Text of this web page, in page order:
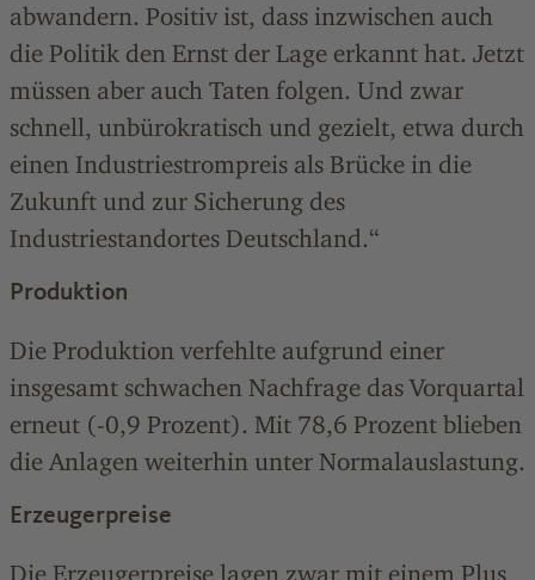
abwandern. Positiv ist, dass inzwischen auch
die Politik den Ernst der Lage erkannt hat. Jetzt
müssen aber auch Taten folgen. Und zwar
schnell, unbürokratisch und gezielt, etwa durch
einen Industriestrompreis als Brücke in die
Zukunft und zur Sicherung des
Industriestandortes Deutschland.“
Produktion
Die Produktion verfehlte aufgrund einer
insgesamt schwachen Nachfrage das Vorquartal
erneut (-0,9 Prozent). Mit 78,6 Prozent blieben
die Anlagen weiterhin unter Normalauslastung.
Erzeugerpreise
Die Erzeugerpreise lagen zwar mit einem Plus